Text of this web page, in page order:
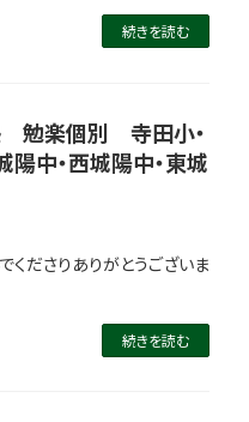
続きを読む
勉楽個別 寺田小・
陽中・西城陽中・東城
ださりありがとうございま
続きを読む